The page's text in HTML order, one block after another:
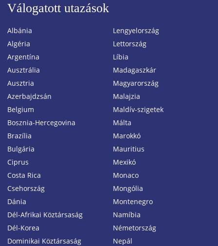
Válogatott utazások
Albánia
Algéria
Argentína
Ausztrália
Ausztria
Azerbajdzsán
Belgium
Bosznia-Hercegovina
Brazília
Bulgária
Ciprus
Costa Rica
Csehország
Dánia
Dél-Afrikai Köztársaság
Dél-Korea
Dominikai Köztársaság
Lengyelország
Lettország
Líbia
Madagaszkár
Magyarország
Malajzia
Maldív-szigetek
Málta
Marokkó
Mauritius
Mexikó
Monaco
Mongólia
Montenegro
Namíbia
Németország
Nepál